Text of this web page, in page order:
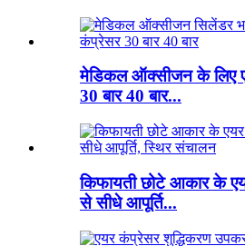
मेडिकल ऑक्सीजन के लिए
30 बार 40 बार...
किफायती छोटे आकार के
से सीधे आपूर्ति...